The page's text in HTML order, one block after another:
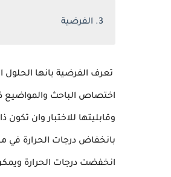
3. الفرضية
تعرف الفرضية بانها
اختصاص الباحث والمواضيع
وقابليتها للاختبار وان
بانخفاض درجات الحرارة في
انخفضت درجات الحرارة